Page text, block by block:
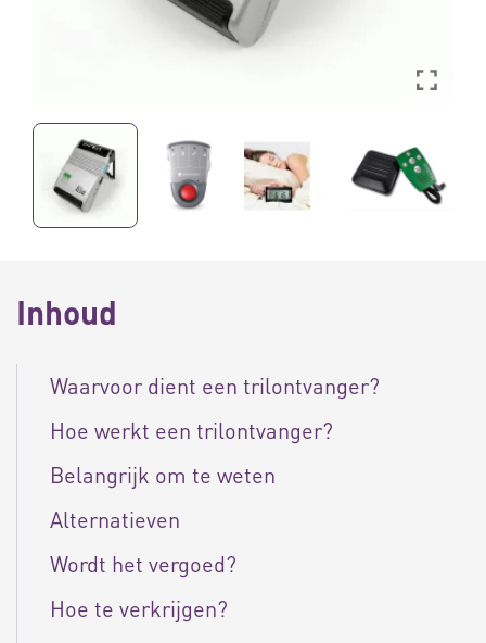
Inhoud
Waarvoor dient een trilontvanger?
Hoe werkt een trilontvanger?
Belangrijk om te weten
Alternatieven
Wordt het vergoed?
Hoe te verkrijgen?